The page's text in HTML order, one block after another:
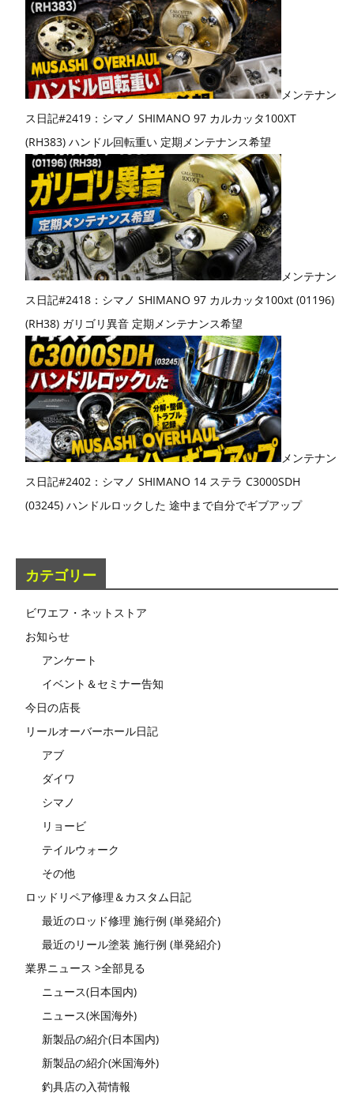
メンテナン
ス日記#2419：シマノ SHIMANO 97 カルカッタ100XT
(RH383) ハンドル回転重い 定期メンテナンス希望
メンテナン
ス日記#2418：シマノ SHIMANO 97 カルカッタ100xt (01196)
(RH38) ガリゴリ異音 定期メンテナンス希望
メンテナン
ス日記#2402：シマノ SHIMANO 14 ステラ C3000SDH
(03245) ハンドルロックした 途中まで自分でギブアップ
カテゴリー
ビワエフ・ネットストア
お知らせ
アンケート
イベント＆セミナー告知
今日の店長
リールオーバーホール日記
アブ
ダイワ
シマノ
リョービ
テイルウォーク
その他
ロッドリペア修理＆カスタム日記
最近のロッド修理 施行例 (単発紹介)
最近のリール塗装 施行例 (単発紹介)
業界ニュース >全部見る
ニュース(日本国内)
ニュース(米国海外)
新製品の紹介(日本国内)
新製品の紹介(米国海外)
釣具店の入荷情報